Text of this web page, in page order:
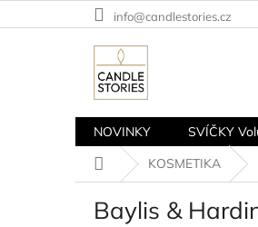
na
info@candlestories.cz
NOVINKY SVÍČKY
Domů
KOSMETIKA
Baylis &